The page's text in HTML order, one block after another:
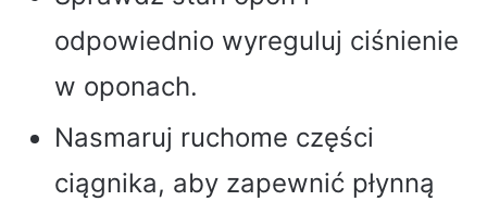
odpowiednio wyreguluj ciśnienie
w oponach.
Nasmaruj ruchome części
ciągnika, aby zapewnić płynną